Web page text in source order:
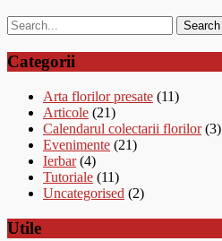
Categorii
Arta florilor presate (11)
Articole (21)
Calendarul colectarii florilor(3)
Evenimente (21)
Ierbar(4)
Tutoriale (11)
Uncategorised (2)
Utile